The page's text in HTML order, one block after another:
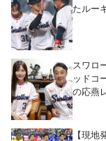
たルー
スワロ
ッドコ
の応燕
【現